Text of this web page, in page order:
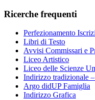
Ricerche frequenti
Perfezionamento
Libri di Testo
Avvisi Commissari e
Liceo Artistico
Liceo delle Scienze
Indirizzo tradizionale
Argo didUP Famiglia
Indirizzo Grafica